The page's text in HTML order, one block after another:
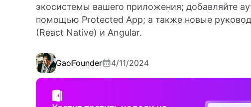
экосистемы вашего приложения; добавляйте
помощью Protected App; а также новые
(React Native) и Angular.
GaoFounder 4/11/2024